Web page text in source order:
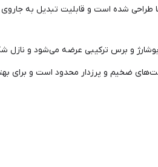
شده است و قابلیت تبدیل به جاروی
و برس ترکیبی عرضه می‌شود و نازل
ضخیم و پرزدار محدود است و برای